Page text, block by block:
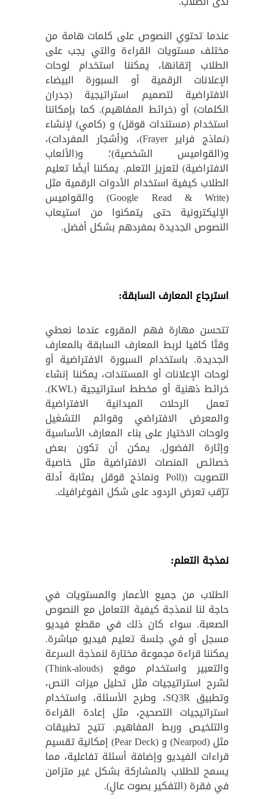
عندما تحتوي النصوص على كلمات هامة من
مختلف مستويات القراءة والتي يجب على
الطلاب إتقانها، يمكننا استخدام لوحات
الإعلانات الرقمية أو السبورة البيضاء
الافتراضية لتصميم استراتيجية (جدران
الكلمات) أو (خرائط المفاهيم). كما بإمكاننا
استخدام (مستندات قوقل) و (كامي) لإنشاء
(نماذج فراير Frayer)، و(أشجار المفردات)،
و(القواميس الشخصية)؛ و(الألعاب
الافتراضية) لتعزيز التعلم. يمكننا أيضًا تعليم
الطلاب كيفية استخدام الأدوات الرقمية مثل
(Google Read & Write) والقواميس
الإليكترونية حتى يتمكنوا من استيعاب
النصوص الجديدة بمفردهم بشكل أفضل.
استرجاع المعارف السابقة:
تتحسن مهارة فهم المقروء عندما نعطي
وقتًا كافيا لربط المعارف السابقة بالمعارف
الجديدة. باستخدام السبورة الافتراضية أو
لوحات الإعلانات أو المستندات، يمكننا إنشاء
خرائط ذهنية أو مخطط استراتيجية (KWL).
تعمل الرحلات الميدانية الافتراضية
والمعرض الافتراضي وقوائم التشغيل
ولوحات الاختيار على بناء المعارف الأساسية
وإثارة الفضول. يمكن أن تكون بعض
خصائص المنصات الافتراضية مثل خاصية
التصويت ((Poll ونماذج قوقل بمثابة أدلة
ترّقب تعرض الردود على شكل انفوغرافيك.
نمذجة التعلم:
الطلاب من جميع الأعمار والمستويات في
حاجة لنا لنمذجة كيفية التعامل مع النصوص
الصعبة. سواء كان ذلك في مقطع فيديو
مسجل أو في جلسة تعليم فيديو مباشرة.
يمكننا قراءة مجموعة مختارة لنمذجة السرعة
والتعبير واستخدام موقع (Think-alouds)
لشرح استراتيجيات مثل تحليل ميزات النص،
وتطبيق SQ3R، وطرح الأسئلة، واستخدام
استراتيجيات التصحيح، مثل إعادة القراءة
والتلخيص وربط المفاهيم. تتيح تطبيقات
مثل (Nearpod) و (Pear Deck) إمكانية تقسيم
قراءات الفيديو وإضافة أسئلة تفاعلية، مما
يسمح للطلاب بالمشاركة بشكل غير متزامن
في فقرة (التفكير بصوت عالٍ).